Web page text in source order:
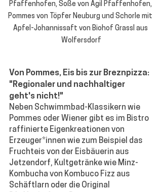
Pfaffenhofen, Soße von Agil Pfaffenhofen,
Pommes von Töpfer Neuburg und Schorle mit
Apfel-Johannissaft von Biohof Grassl aus
Wolfersdorf
Von Pommes, Eis bis zur Breznpizza:
"Regionaler und nachhaltiger
geht's nicht!"
Neben Schwimmbad-Klassikern wie
Pommes oder Wiener gibt es im Bistro
raffinierte Eigenkreationen von
Erzeuger*innen wie zum Beispiel das
Fruchteis von der Eisbäuerin aus
Jetzendorf, Kultgetränke wie Minz-
Kombucha von Kombuco Fizz aus
Schäftlarn oder die Original